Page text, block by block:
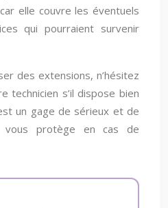
elle couvre les éventuels
qui pourraient survenir
des extensions, n’hésitez
technicien s’il dispose bien
un gage de sérieux et de
vous protège en cas de